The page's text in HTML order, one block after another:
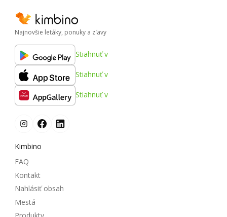
Najnovšie letáky, ponuky a zľavy
Stiahnuť v
Stiahnuť v
Stiahnuť v
Kimbino
FAQ
Kontakt
Nahlásiť obsah
Mestá